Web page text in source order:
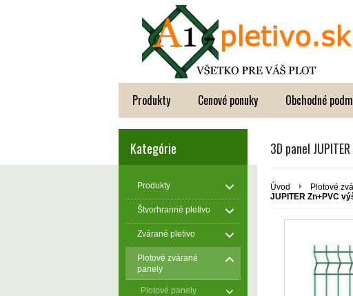
Produkty Cenové ponuky Obchodné
Kategórie
Produkty
Štvorhranné pletivo
Zvárané pletivo
Plotové zvárané
panely
Plotové panely
3D panel
Úvod Plotové
JUPITER Zn+PVC